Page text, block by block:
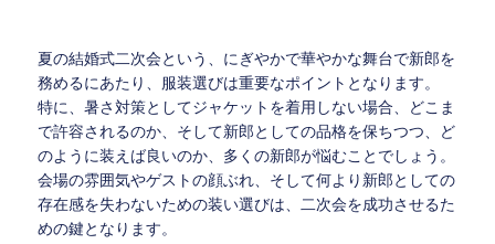
夏の結婚式二次会という、にぎやかで華やかな舞台で新郎を
務めるにあたり、服装選びは重要なポイントとなります。
特に、暑さ対策としてジャケットを着用しない場合、どこま
で許容されるのか、そして新郎としての品格を保ちつつ、ど
のように装えば良いのか、多くの新郎が悩むことでしょう。
会場の雰囲気やゲストの顔ぶれ、そして何より新郎としての
存在感を失わないための装い選びは、二次会を成功させるた
めの鍵となります。